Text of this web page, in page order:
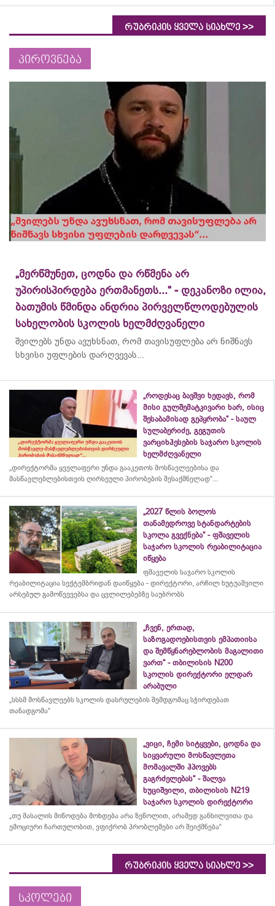
რუბრიკის ყველა სიახლე >>
პიროვნება
„მერწმუნეთ, ცოდნა და რწმენა არ
უპირისპირდება ერთმანეთს...“ - დეკანოზი ილია,
ბათუმის წმინდა ანდრია პირველწლოდებულის
სახელობის სკოლის ხელმძღვანელი
შვილებს უნდა ავუხსნათ, რომ თავისუფლება არ ნიშნავს
სხვისი უფლების დარღვევას...
„როდესაც ბავშვი ხედავს, რომ
მისი გულშემატკივარი ხარ, ისიც
შესაბამისად გეპყრობა“ - საულ
სულაბერიძე, გეგუთის
ვარციხჰესების საჯარო სკოლის
ხელმძღვანელი
„დირექტორმა ყველაფერი უნდა გააკეთოს მოსწავლეებისა და
მასწავლებლებისთვის ღირსეული პირობების შესაქმნელად“...
„2027 წლის ბოლოს
თანამედროვე სტანდარტების
სკოლა გვექნება“ - ფშაველის
საჯარო სკოლის რეაბილიტაცია
იწყება
ფშაველის საჯარო სკოლის
რეაბილიტაცია სექტემბრიდან დაიწყება - დირექტორი, არჩილ ხუტუაშვილი
არსებულ გამოწვევებსა და ცვლილებებზე საუბრობს
„ჩვენ, ერთად,
საზოგადოებისთვის ემპათიისა
და შემწყნარებლობის მაგალითი
ვართ“ - თბილისის N200
სკოლის დირექტორი ელდარ
არაბული
„სსსმ მოსწავლეებს სკოლის დასრულების შემდგომაც სჭირდებათ
თანადგომა“
„ვიცი, ჩემი სიტყვები, ცოდნა და
სიყვარული მოსწავლეთა
მომავალში ჰპოვებს
გაგრძელებას“ - შალვა
ხუციშვილი, თბილისის N219
საჯარო სკოლის დირექტორი
„თუ მასალის მიწოდება მოხდება არა ზეწოლით, არამედ განხილვითა და
ემოციური ჩართულობით, ვფიქრობ პრობლემები არ შეიქმნება“
რუბრიკის ყველა სიახლე >>
სკოლები